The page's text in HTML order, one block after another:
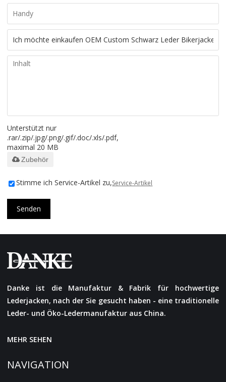
Unterstützt nur
.rar/.zip/.jpg/.png/.gif/.doc/.xls/.pdf,
maximal 20 MB
Zubehör
Stimme ich Service-Artikel zu,Service-Artikel
Senden
Danke ist die Manufaktur & Fabrik für hochwertige
Lederjacken, nach der Sie gesucht haben - eine traditionelle
Leder- und Öko-Ledermanufaktur aus China.
MEHR SEHEN
NAVIGATION